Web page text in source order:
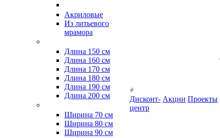
Акриловые
Из литьевого
мрамора
Длина 150 см
Длина 160 см
Длина 170 см
Длина 180 см
Длина 190 см
Длина 200 см
Ширина 70 см
Ширина 80 см
Ширина 90 см
Дисконт-
центр
Акции Проекты